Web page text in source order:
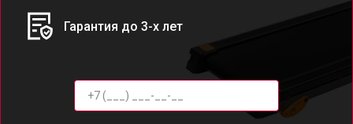
Гарантия до 3-х лет